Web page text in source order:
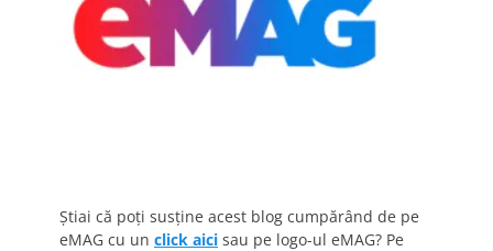
Știai că poți susține acest blog cumpărând de pe
eMAG cu un click aici sau pe logo-ul eMAG? Pe